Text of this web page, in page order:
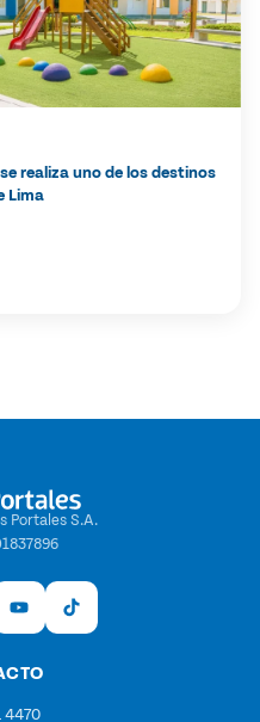
realiza uno de los destinos
Lima
Portales S.A.
4470